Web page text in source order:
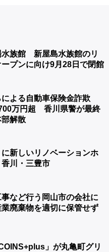
水族館 新屋島水族館のリ
プンに向け9月28日で閉館
による自動車保険金詐欺
万円超 香川県警が最終
解散
新しいリノベーションホ
川・三豊市
など行う岡山市の会社に
廃棄物を適切に保管せず
」が丸亀町グリ